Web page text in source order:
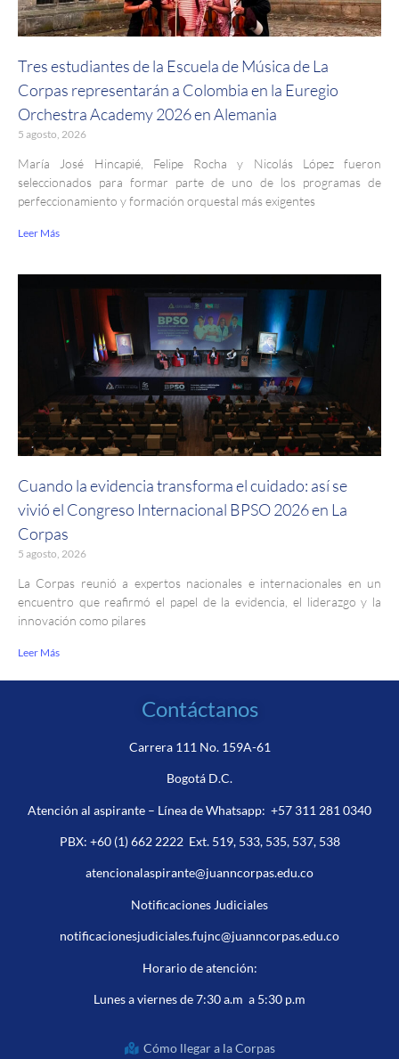
Tres estudiantes de la Escuela de Música de La
Corpas representarán a Colombia en la Euregio
Orchestra Academy 2026 en Alemania
5 agosto, 2026
María José Hincapié, Felipe Rocha y Nicolás López fueron
seleccionados para formar parte de uno de los programas de
perfeccionamiento y formación orquestal más exigentes
Leer Más
Cuando la evidencia transforma el cuidado: así se
vivió el Congreso Internacional BPSO 2026 en La
Corpas
5 agosto, 2026
La Corpas reunió a expertos nacionales e internacionales en un
encuentro que reafirmó el papel de la evidencia, el liderazgo y la
innovación como pilares
Leer Más
Contáctanos
Carrera 111 No. 159A-61
Bogotá D.C.
Atención al aspirante – Línea de Whatsapp: +57 311 281 0340
PBX: +60 (1) 662 2222Ext. 519, 533, 535, 537, 538
atencionalaspirante@juanncorpas.edu.co
Notificaciones Judiciales
notificacionesjudiciales.fujnc@juanncorpas.edu.co
Horario de atención:
Lunes a viernes de 7:30 a.m a 5:30 p.m
Cómo llegar a la Corpas